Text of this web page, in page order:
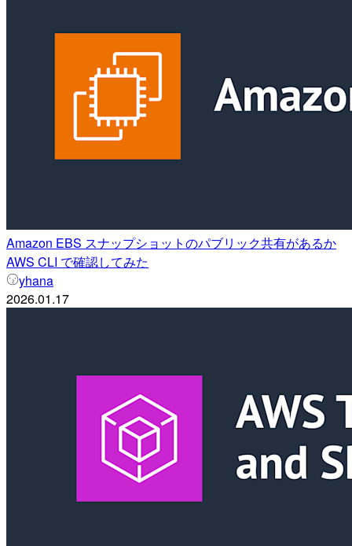
Amazon EBS スナップショットのパブリック共有があるか
AWS CLI で確認してみた
yhana
2026.01.17